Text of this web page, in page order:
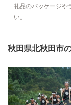
礼品のパッケージや
い。
秋田県北秋田市